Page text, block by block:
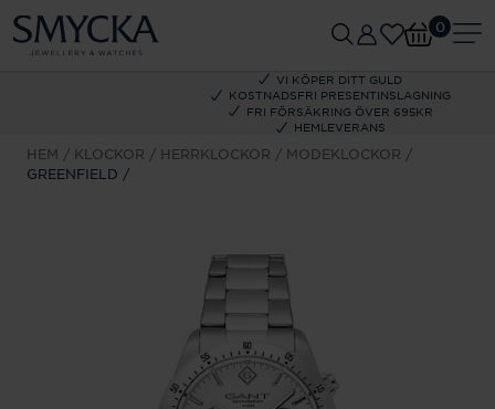
VI KÖPER DITT GULD
KOSTNADSFRI PRESENTINSLAGNING
FRI FÖRSÄKRING ÖVER 695KR
HEMLEVERANS
0
HEM KLOCKOR HERRKLOCKOR
MODEKLOCKOR
GREENFIELD